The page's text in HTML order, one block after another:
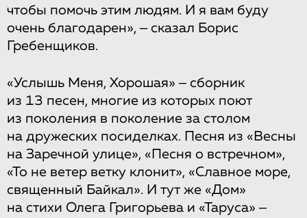
чтобы помочь этим людям. И я вам буду
очень благодарен», ‒ сказал Борис
Гребенщиков.
«Услышь Меня, Хорошая» ‒ сборник
из 13 песен, многие из которых поют
из поколения в поколение за столом
на дружеских посиделках. Песня из «Весны
на Заречной улице», «Песня о встречном»,
«То не ветер ветку клонит», «Славное море,
священный Байкал». И тут же «Дом»
на стихи Олега Григорьева и «Таруса» ‒